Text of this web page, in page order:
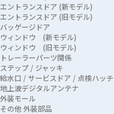
エントランスドア (新モデル)
エントランスドア (旧モデル)
バッゲージドア
ウィンドウ (新モデル)
ウィンドウ (旧モデル)
トレーラーパーツ関係
ステップ / ジャッキ
給水口 / サービスドア / 点検ハッチ
地上波デジタルアンテナ
外装モール
その他 外装部品